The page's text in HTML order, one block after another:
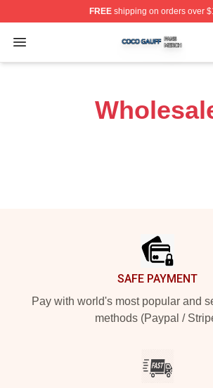
FREEshipping on orders over
Open menu
Coco Gauff Shop ⚡️ Officially
SAFE PAYMENT
Pay with world's most popular and
methods (Paypal /